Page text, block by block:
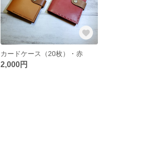
カードケース（20枚）・赤
2,000円